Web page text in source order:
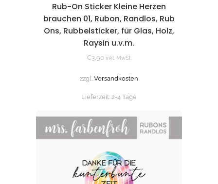
Rub-On Sticker Kleine Herzen
brauchen 01, Rubon, Randlos, Rub
Ons, Rubbelsticker, für Glas, Holz,
Raysin u.v.m.
€3,90 inkl. MwSt.
zzgl. Versandkosten
Lieferzeit: 2-4 Tage